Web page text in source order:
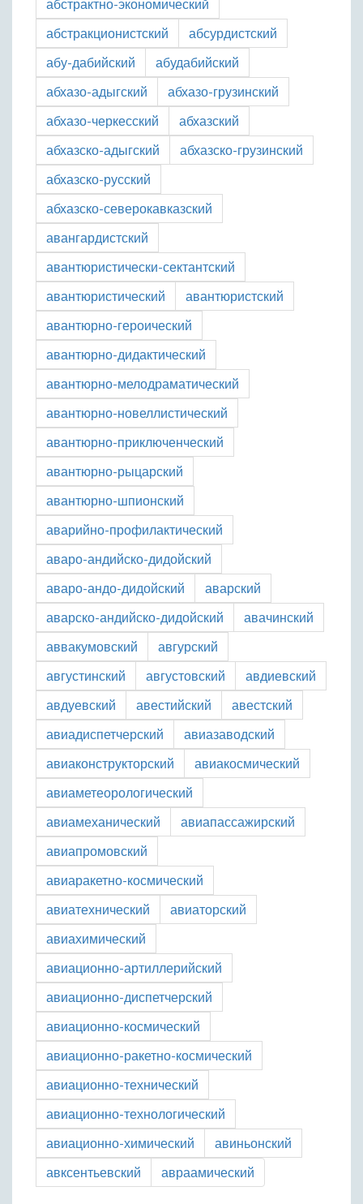
абстрактно-экономический
абстракционистский
абсурдистский
абу-дабийский
абудабийский
абхазо-адыгский
абхазо-грузинский
абхазо-черкесский
абхазский
абхазско-адыгский
абхазско-грузинский
абхазско-русский
абхазско-северокавказский
авангардистский
авантюристически-сектантский
авантюристический
авантюристский
авантюрно-героический
авантюрно-дидактический
авантюрно-мелодраматический
авантюрно-новеллистический
авантюрно-приключенческий
авантюрно-рыцарский
авантюрно-шпионский
аварийно-профилактический
аваро-андийско-дидойский
аваро-андо-дидойский
аварский
аварско-андийско-дидойский
авачинский
аввакумовский
авгурский
августинский
августовский
авдиевский
авдуевский
авестийский
авестский
авиадиспетчерский
авиазаводский
авиаконструкторский
авиакосмический
авиаметеорологический
авиамеханический
авиапассажирский
авиапромовский
авиаракетно-космический
авиатехнический
авиаторский
авиахимический
авиационно-артиллерийский
авиационно-диспетчерский
авиационно-космический
авиационно-ракетно-космический
авиационно-технический
авиационно-технологический
авиационно-химический
авиньонский
авксентьевский
авраамический